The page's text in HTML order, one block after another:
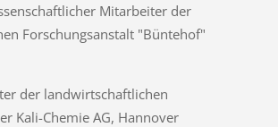
Mitarbeiter der
Forschungsanstalt "Büntehof"
der landwirtschaftlichen
Kali-Chemie AG, Hannover